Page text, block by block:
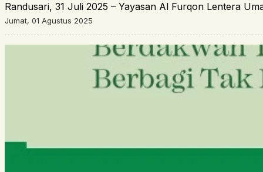
Randusari, 31 Juli 2025 – Yayasan Al Furqon Lentera
Jumat, 01 Agustus 2025